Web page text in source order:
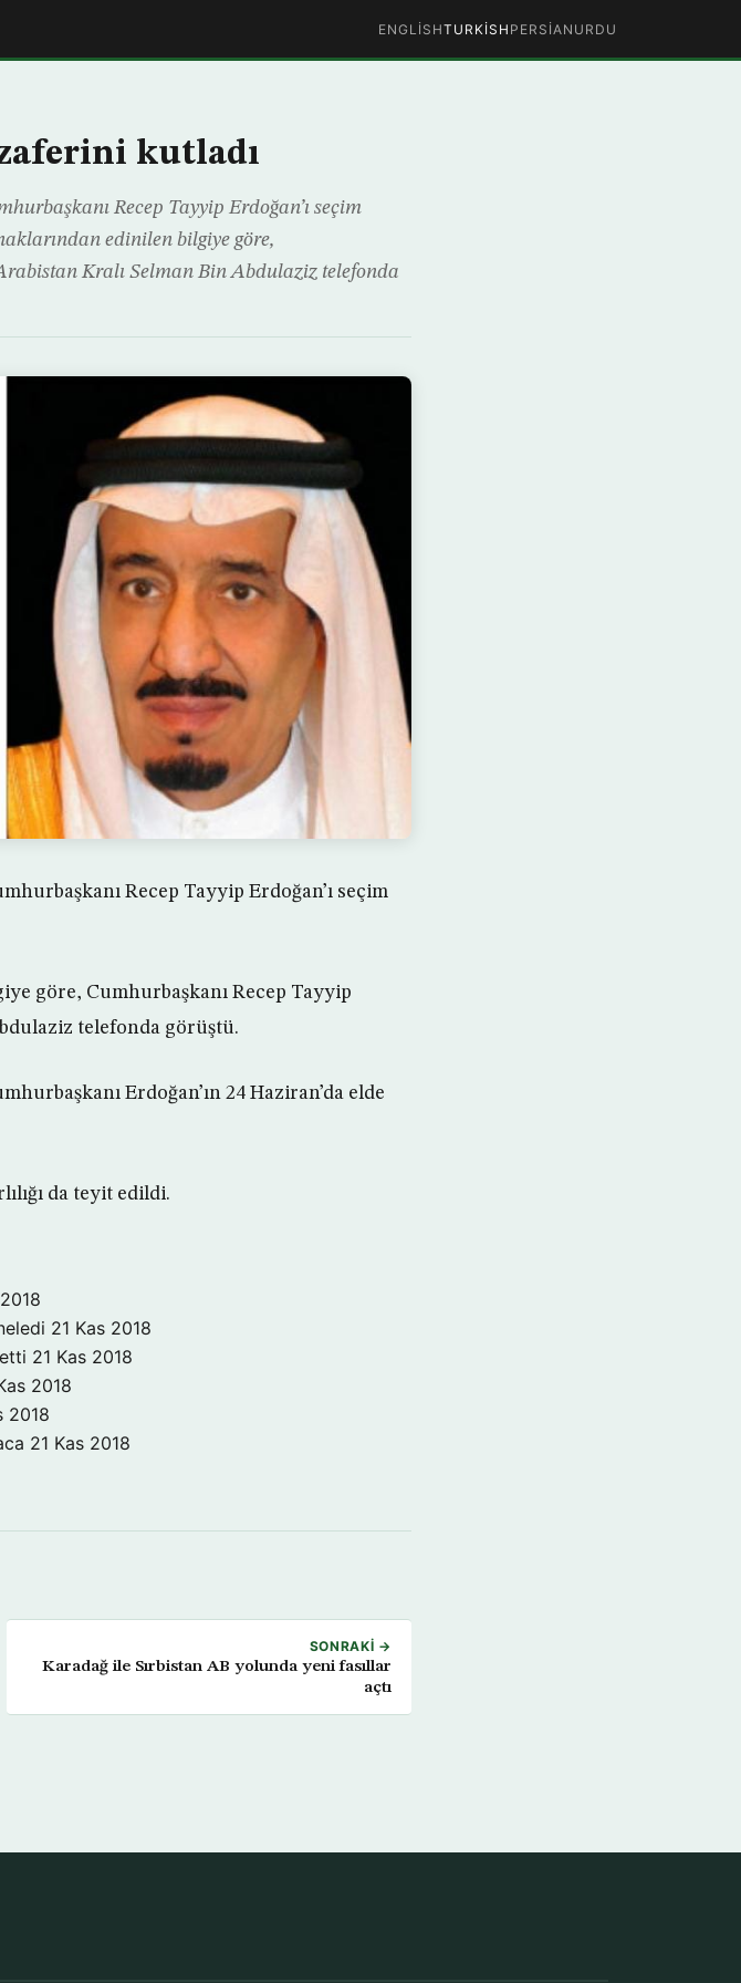
ENGLISHTURKISH PERSIAN URDU
kutladı
Recep Tayyip Erdoğan’ı seçim
edinilen bilgiye göre,
Kralı Selman Bin Abdulaziz telefonda
Recep Tayyip Erdoğan’ı seçim
göre, Cumhurbaşkanı Recep Tayyip
telefonda görüştü.
Erdoğan’ın 24 Haziran’da elde
da teyit edildi.
21 Kas 2018
21 Kas 2018
2018
2018
21 Kas 2018
SONRAKI →
Karadağ ile Sırbistan AB yolunda yeni fasıllar
açtı